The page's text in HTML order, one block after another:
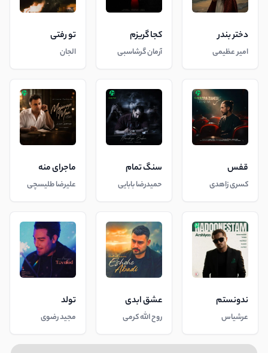
دختر بندر
امیر عظیمی
کجا گریزم
آرمان گرشاسبی
تو رفتی
الجان
قفس
کسری زاهدی
سنگ تمام
حمیدرضا بابایی
ماجرای منه
علیرضا طلیسچی
ندونستم
عرشیاس
عشق ابدی
روح الله کرمی
تولد
مجید رضوی